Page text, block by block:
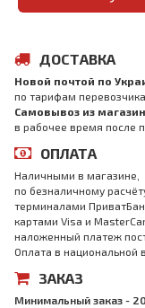
ДОСТАВКА
Новой почтой по
по тарифам перевозчика
Самовывоз из
в рабочее время после
ОПЛАТА
Наличными в магазине,
по безналичному
терминалами
картами Visa и
наложенный платеж
Оплата в национальной
ЗАКАЗ
Минимальный заказ -